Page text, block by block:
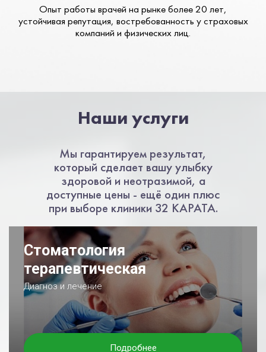
Опыт работы врачей на рынке более 20 лет,
устойчивая репутация, востребованность у страховых
компаний и физических лиц.
Наши услуги
Мы гарантируем результат,
который сделает вашу улыбку
здоровой и неотразимой, а
доступные цены - ещё один плюс
при выборе клиники 32 КАРАТА.
Стоматология
терапевтическая
Диагноз и лечение
Подробнее